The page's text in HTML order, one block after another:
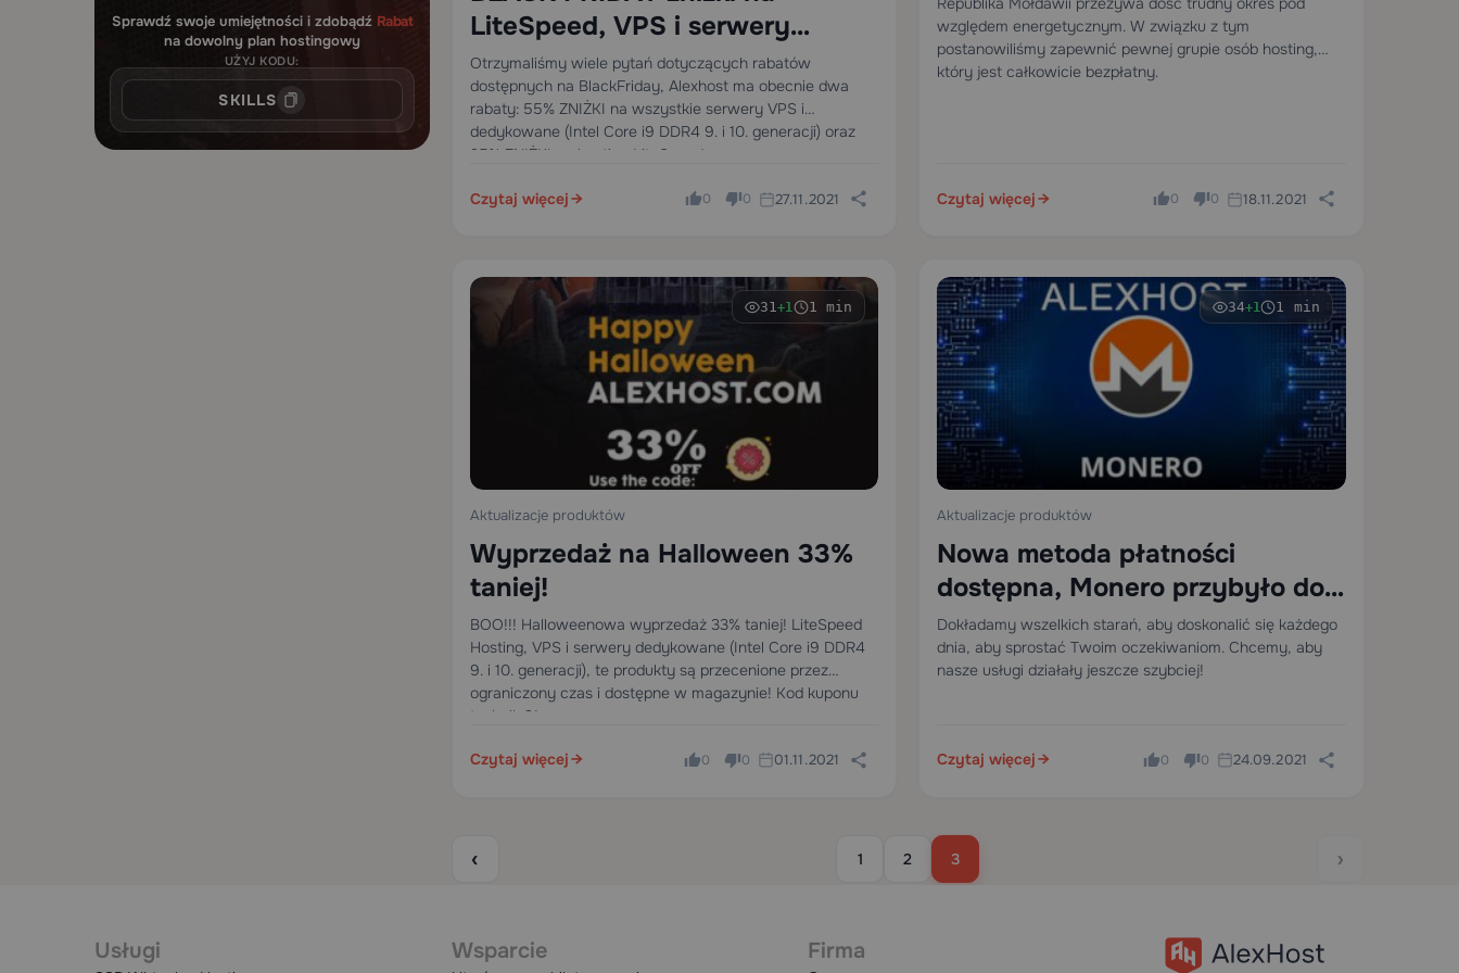
Sprawdź swoje umiejętności i zdobądź Rabat
na dowolny plan hostingowy
UŻYJ KODU:
SKILLS
LiteSpeed, VPS i serwery
dedykowane
Otrzymaliśmy wiele pytań dotyczących rabatów
dostępnych na BlackFriday, Alexhost ma obecnie dwa
rabaty: 55% ZNIŻKI na wszystkie serwery VPS i
dedykowane (Intel Core i9 DDR4 9. i 10. generacji) oraz
25% ZNIŻKI na hosting LiteSpeed
Czytaj więcej 0 0 27.11.2021
względem energetycznym. W związku z tym
postanowiliśmy zapewnić pewnej grupie osób hosting,
który jest całkowicie bezpłatny.
Czytaj więcej 0 0 18.11.2021
31+1 1 min
Aktualizacje produktów
Wyprzedaż na Halloween 33%
taniej!
BOO!!! Halloweenowa wyprzedaż 33% taniej! LiteSpeed
Hosting, VPS i serwery dedykowane (Intel Core i9 DDR4
9. i 10. generacji), te produkty są przecenione przez
ograniczony czas i dostępne w magazynie! Kod kuponu
to: hallo21
Czytaj więcej 0 0 01.11.2021
34+1 1 min
Aktualizacje produktów
Nowa metoda płatności
dostępna, Monero przybyło do
Alexhost!
Dokładamy wszelkich starań, aby doskonalić się każdego
dnia, aby sprostać Twoim oczekiwaniom. Chcemy, aby
nasze usługi działały jeszcze szybciej!
Czytaj więcej 0 0 24.09.2021
‹ 1 2 3 ›
Usługi Wsparcie Firma